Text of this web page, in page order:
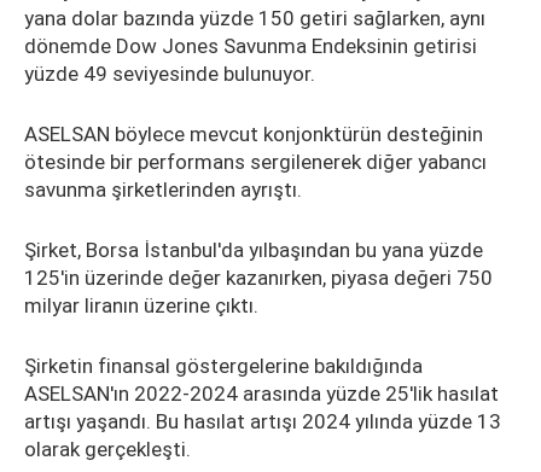
yana dolar bazında yüzde 150 getiri sağlarken, aynı
dönemde Dow Jones Savunma Endeksinin getirisi
yüzde 49 seviyesinde bulunuyor.
ASELSAN böylece mevcut konjonktürün desteğinin
ötesinde bir performans sergilenerek diğer yabancı
savunma şirketlerinden ayrıştı.
Şirket, Borsa İstanbul'da yılbaşından bu yana yüzde
125'in üzerinde değer kazanırken, piyasa değeri 750
milyar liranın üzerine çıktı.
Şirketin finansal göstergelerine bakıldığında
ASELSAN'ın 2022-2024 arasında yüzde 25'lik hasılat
artışı yaşandı. Bu hasılat artışı 2024 yılında yüzde 13
olarak gerçekleşti.